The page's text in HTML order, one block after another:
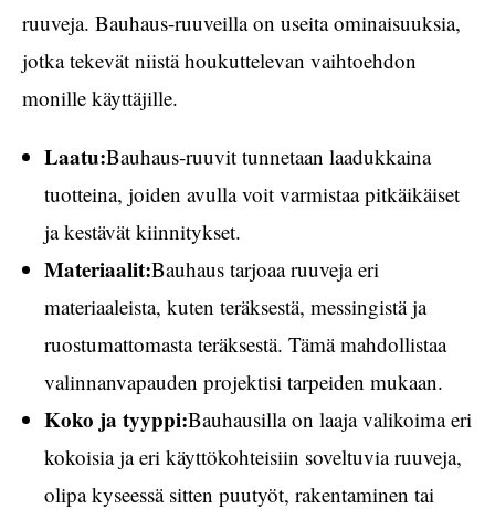
ruuveja. Bauhaus-ruuveilla on useita ominaisuuksia,
jotka tekevät niistä houkuttelevan vaihtoehdon
monille käyttäjille.
Laatu:Bauhaus-ruuvit tunnetaan laadukkaina
tuotteina, joiden avulla voit varmistaa pitkäikäiset
ja kestävät kiinnitykset.
Materiaalit:Bauhaus tarjoaa ruuveja eri
materiaaleista, kuten teräksestä, messingistä ja
ruostumattomasta teräksestä. Tämä mahdollistaa
valinnanvapauden projektisi tarpeiden mukaan.
Koko ja tyyppi:Bauhausilla on laaja valikoima eri
kokoisia ja eri käyttökohteisiin soveltuvia ruuveja,
olipa kyseessä sitten puutyöt, rakentaminen tai